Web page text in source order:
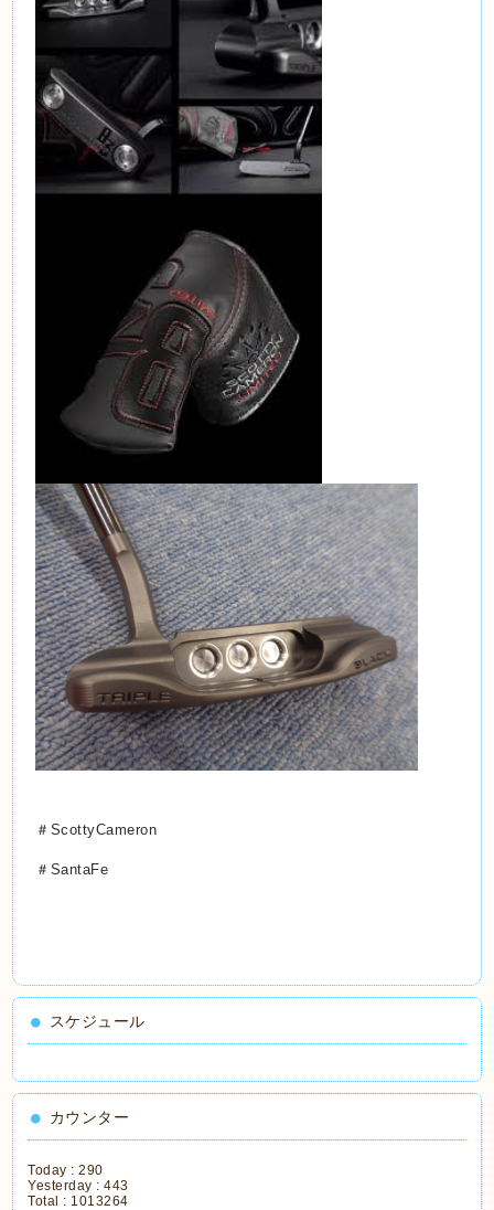
＃ScottyCameron
＃SantaFe
スケジュール
カウンター
Today :290
Yesterday :443
Total : 1013264